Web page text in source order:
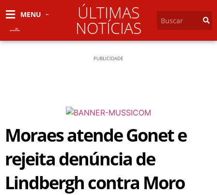
MENU ÚLTIMAS
NOTÍCIAS
PUBLICIDADE
Moraes atende Gonet e
rejeita denúncia de
Lindbergh contra Moro